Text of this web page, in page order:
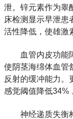
泄。锌元素作为睾
床检测显示早泄患
活性降低，使雄激
血管内皮功能
使阴茎海绵体血管
反射的缓冲能力。
感觉阈值降低34%
神经递质失衡